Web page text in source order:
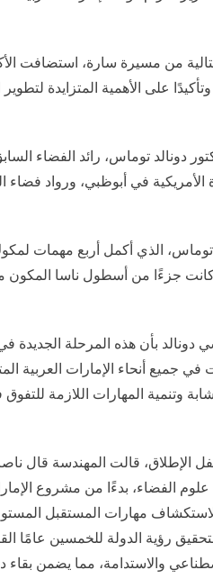
من مسيرة سارة، استضافت
على الأهمية المتزايدة
دونالد توماس، رائد الفضاء
الأمريكية في أبوظبي، ورواد فضاء
جزءًا من أسطول ناسا
بأن هذه المرحلة الجديدة
جميع أنحاء الإمارات العربية
وتنمية المهارات اللازمة
الإطلاق، قالت المهندسة قال
الفضاء، بدءًا من مشروع
مهارات المستقبل
رؤية الدولة للخمسين عامًا
والاستدامة، مما يضمن